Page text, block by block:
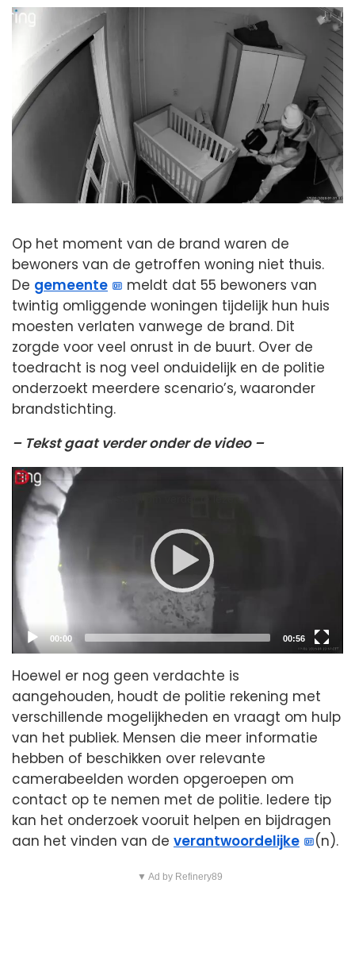
Op het moment van de brand waren de
bewoners van de getroffen woning niet thuis.
De gemeente
meldt dat 55 bewoners van
twintig omliggende woningen tijdelijk hun huis
moesten verlaten vanwege de brand. Dit
zorgde voor veel onrust in de buurt. Over de
toedracht is nog veel onduidelijk en de politie
onderzoekt meerdere scenario’s, waaronder
brandstichting.
– Tekst gaat verder onder de video –
Video
Player
Current
00:00
Total
duration
00:56
Hoewel er nog geen verdachte is
aangehouden, houdt de politie rekening met
verschillende mogelijkheden en vraagt om hulp
van het publiek. Mensen die meer informatie
hebben of beschikken over relevante
camerabeelden worden opgeroepen om
contact op te nemen met de politie. Iedere tip
kan het onderzoek vooruit helpen en bijdragen
aan het vinden van de verantwoordelijke (n).
▼ Ad by Refinery89